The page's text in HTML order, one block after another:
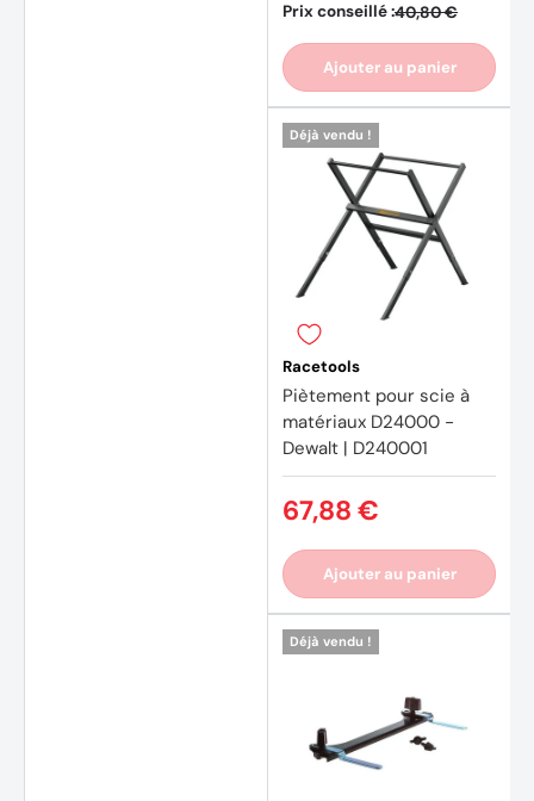
Prix conseillé :40,80 €
Ajouter au panier
Déjà vendu !
Racetools
Piètement pour scie à
matériaux D24000 -
Dewalt | D240001
67,88 €
Ajouter au panier
Déjà vendu !